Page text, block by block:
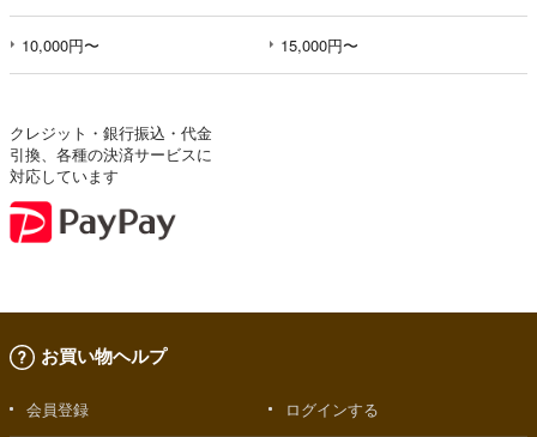
10,000円〜 15,000円〜
クレジット・銀行振込・代金
引換、各種の決済サービスに
対応しています
お買い物ヘルプ
会員登録 ログインする